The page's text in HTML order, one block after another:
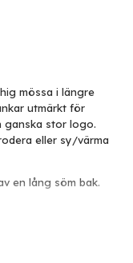
mössa i längre
utmärkt för
ganska stor logo.
eller sy/värma
en lång söm bak.